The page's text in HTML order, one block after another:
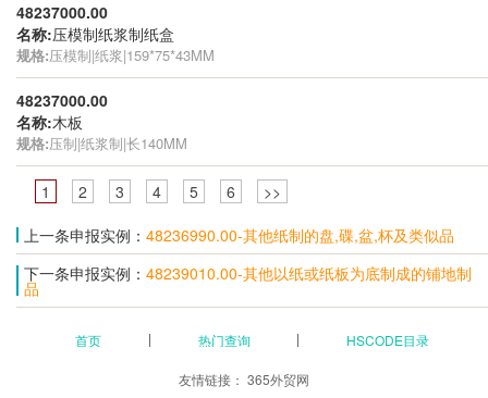
48237000.00
名称:压模制纸浆制纸盒
规格:压模制|纸浆|159*75*43MM
48237000.00
名称:木板
规格:压制|纸浆制|长140MM
1 2 3 4 5 6
>>
上一条申报实例： 48236990.00-其他纸制的盘,碟,盆,杯及类似品
下一条申报实例： 48239010.00-其他以纸或纸板为底制成的铺地制
品
首页 热门查询 HSCODE目录
友情链接： 365外贸网